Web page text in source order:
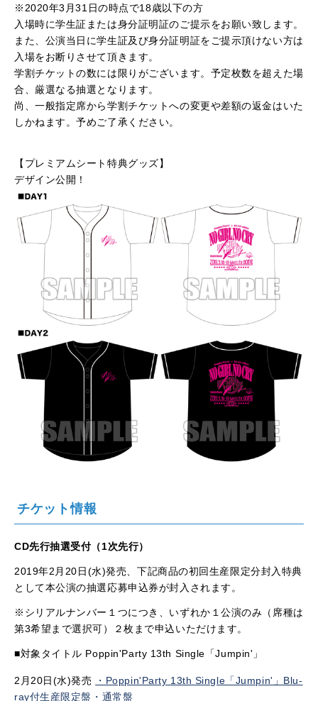
※2020年3月31日の時点で18歳以下の方
入場時に学生証または身分証明証のご提示をお願い致します。
また、公演当日に学生証及び身分証明証をご提示頂けない方は
入場をお断りさせて頂きます。
学割チケットの数には限りがございます。予定枚数を超えた場
合、厳選なる抽選となります。
尚、一般指定席から学割チケットへの変更や差額の返金はいた
しかねます。予めご了承ください。
【プレミアムシート特典グッズ】
デザイン公開！
チケット情報
CD先行抽選受付（1次先行）
2019年2月20日(水)発売、下記商品の初回生産限定分封入特典
として本公演の抽選応募申込券が封入されます。
※シリアルナンバー１つにつき、いずれか１公演のみ（席種は
第3希望まで選択可）２枚まで申込いただけます。
■対象タイトル Poppin'Party 13th Single「Jumpin'」
2月20日(水)発売
・Poppin'Party 13th Single「Jumpin'」Blu-
ray付生産限定盤・通常盤